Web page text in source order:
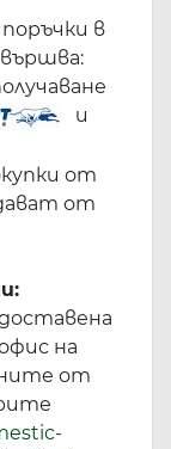
в
и
от
от
на
от